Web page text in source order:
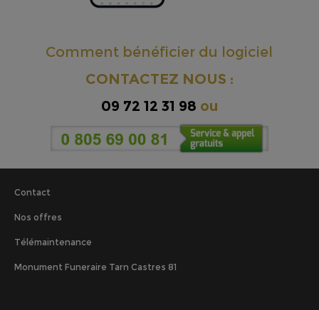
Comment bénéficier du logiciel
CONTACTEZ NOUS :
09 72 12 31 98 ou
Contact
Nos offres
Télémaintenance
Monument Funeraire Tarn Castres 81